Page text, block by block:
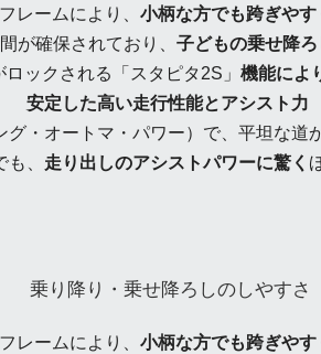
レームにより、 小柄な方でも跨ぎや
が確保されており、 子どもの乗せ降
ックされる「スタピタ2S」 機能によ
安定した高い走行性能とアシスト力
・オートマ・パワー）で、平坦な道
、 走り出しのアシストパワーに驚く
乗り降り・乗せ降ろしのしやすさ
レームにより、 小柄な方でも跨ぎや